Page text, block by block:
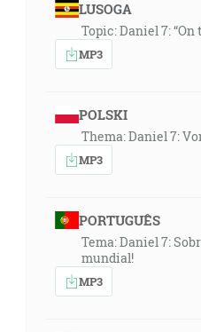
LUSOGA
Topic: Daniel 7:
MP3
POLSKI
Thema: Daniel 7:
MP3
PORTUGUÊS
Tema: Daniel 7:
mundial!
MP3